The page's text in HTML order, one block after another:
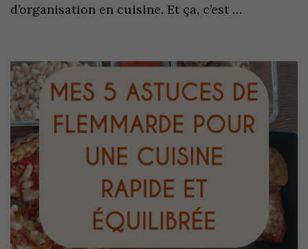
d’organisation en cuisine. Et ça, c’est …